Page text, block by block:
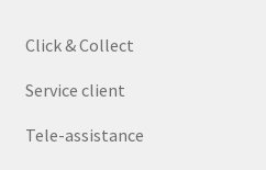
Click & Collect
Service client
Tele-assistance